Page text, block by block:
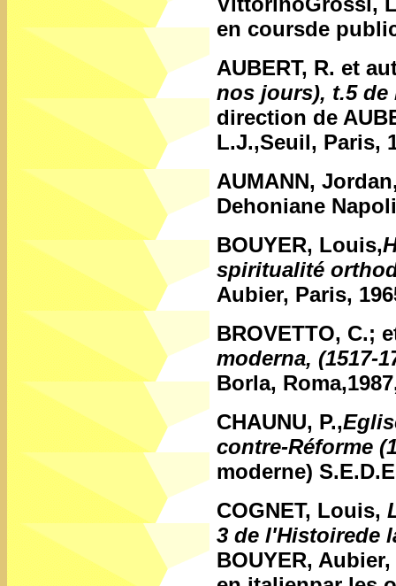
en coursde
AUBERT, R. et
nos jours), t.5
direction de
L.J.,Seuil, Paris,
AUMANN,
Dehoniane
BOUYER, Louis,
spiritualité
Aubier, Paris,
BROVETTO, C.;
moderna, (1517-
Borla,
CHAUNU, P.,
contre-Réforme
moderne)
COGNET, Louis,
3 de l'Histoirede
BOUYER,